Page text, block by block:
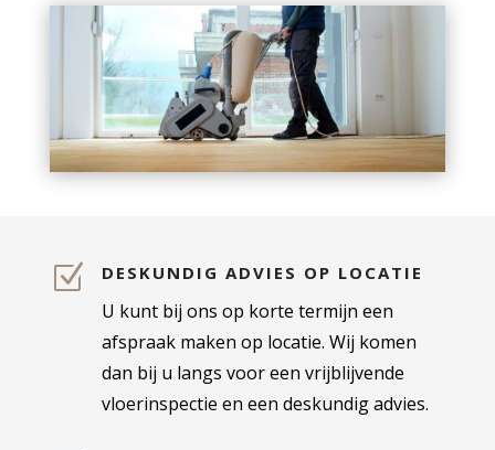
Z DESKUNDIG ADVIES OP LOCATIE
U kunt bij ons op korte termijn een
afspraak maken op locatie. Wij komen
dan bij u langs voor een vrijblijvende
vloerinspectie en een deskundig advies.